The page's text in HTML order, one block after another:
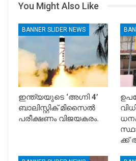
You Might Also Like
BANNER SLIDER NEWS
ഇന്ത്യയുടെ ‘അഗ്നി 4’
ബാലിസ്റ്റിക് മിസൈൽ
പരീക്ഷണം വിജയകരം.
ക്ക്